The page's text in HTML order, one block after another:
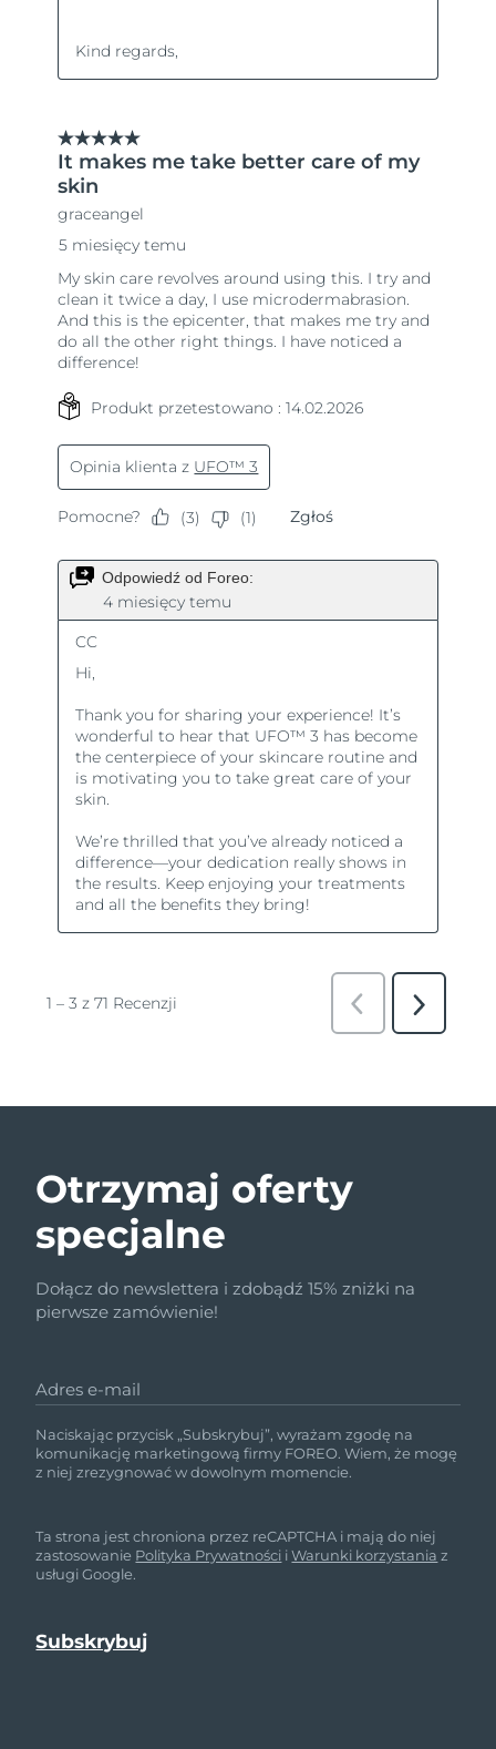
Otrzymaj oferty
specjalne
Dołącz do newslettera i zdobądź 15% zniżki na
pierwsze zamówienie!
Adres e-mail
Naciskając przycisk „Subskrybuj”, wyrażam zgodę na
komunikację marketingową firmy FOREO. Wiem, że mogę
z niej zrezygnować w dowolnym momencie.
Ta strona jest chroniona przez reCAPTCHA i mają do niej
zastosowanie Polityka Prywatności iWarunki korzystania z
usługi Google.